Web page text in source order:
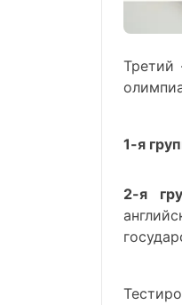
1-я
2-я